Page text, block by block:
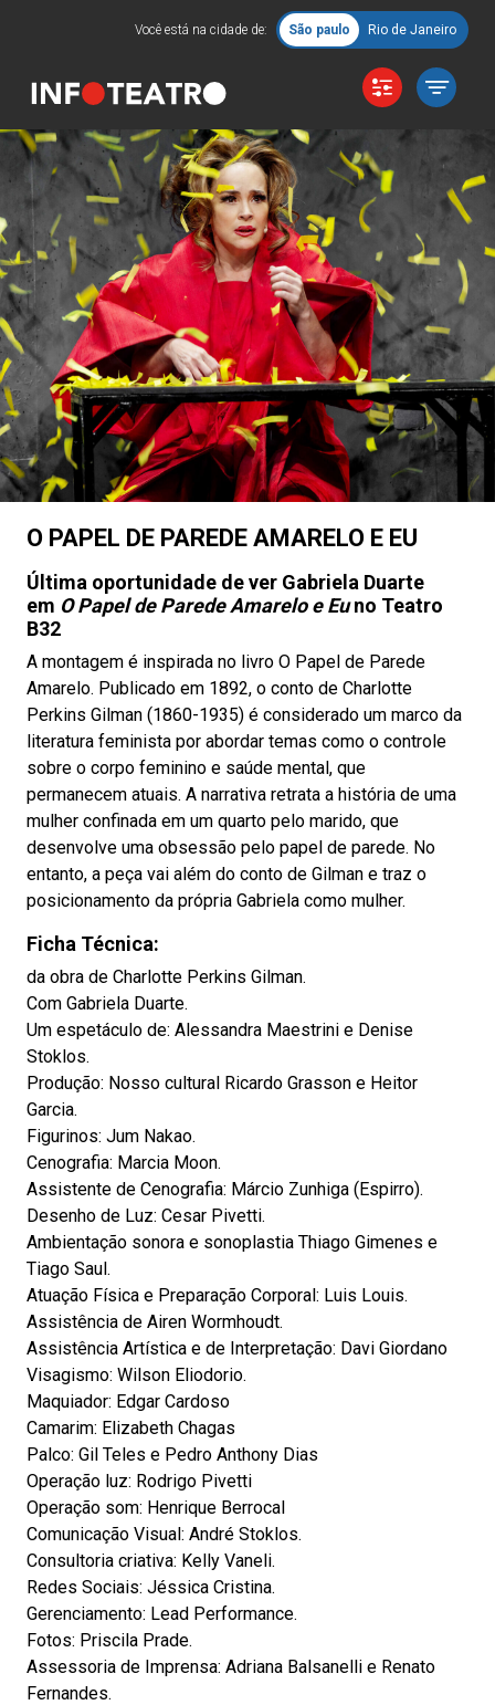
Você está na cidade de: São paulo Rio de Janeiro
O PAPEL DE PAREDE AMARELO E EU
Última oportunidade de ver Gabriela Duarte
em O Papel de Parede Amarelo e Euno Teatro
B32
A montagem é inspirada no livro O Papel de Parede
Amarelo. Publicado em 1892, o conto de Charlotte
Perkins Gilman (1860-1935) é considerado um marco da
literatura feminista por abordar temas como o controle
sobre o corpo feminino e saúde mental, que
permanecem atuais. A narrativa retrata a história de uma
mulher confinada em um quarto pelo marido, que
desenvolve uma obsessão pelo papel de parede. No
entanto, a peça vai além do conto de Gilman e traz o
posicionamento da própria Gabriela como mulher.
Ficha Técnica:
da obra de Charlotte Perkins Gilman.
Com Gabriela Duarte.
Um espetáculo de: Alessandra Maestrini e Denise
Stoklos.
Produção: Nosso cultural Ricardo Grasson e Heitor
Garcia.
Figurinos: Jum Nakao.
Cenografia: Marcia Moon.
Assistente de Cenografia: Márcio Zunhiga (Espirro).
Desenho de Luz: Cesar Pivetti.
Ambientação sonora e sonoplastia Thiago Gimenes e
Tiago Saul.
Atuação Física e Preparação Corporal: Luis Louis.
Assistência de Airen Wormhoudt.
Assistência Artística e de Interpretação: Davi Giordano
Visagismo: Wilson Eliodorio.
Maquiador: Edgar Cardoso
Camarim: Elizabeth Chagas
Palco: Gil Teles e Pedro Anthony Dias
Operação luz: Rodrigo Pivetti
Operação som: Henrique Berrocal
Comunicação Visual: André Stoklos.
Consultoria criativa: Kelly Vaneli.
Redes Sociais: Jéssica Cristina.
Gerenciamento: Lead Performance.
Fotos: Priscila Prade.
Assessoria de Imprensa: Adriana Balsanelli e Renato
Fernandes.